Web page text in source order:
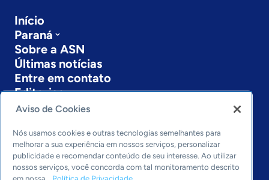
Início
Paraná
Sobre a ASN
Últimas notícias
Entre em contato
Editorias
Economia & Política
Inovação & Tecnologia
Cultura empreendedora
Dados
Arquivo
Aviso de Cookies
Nós usamos cookies e outras tecnologias semelhantes para
melhorar a sua experiência em nossos serviços, personalizar
publicidade e recomendar conteúdo de seu interesse. Ao utilizar
nossos serviços, você concorda com tal monitoramento descrito